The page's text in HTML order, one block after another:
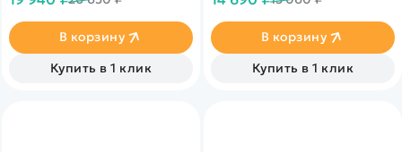
достигать до 25 м/с.
Качество камеры
720P.&nbsp;
В корзину
Купить в 1 клик
возврат в точку старта
В корзину
Купить в 1 клик